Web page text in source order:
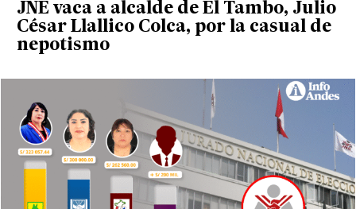
JNE vaca a alcalde de El Tambo, Julio
César Llallico Colca, por la casual de
nepotismo